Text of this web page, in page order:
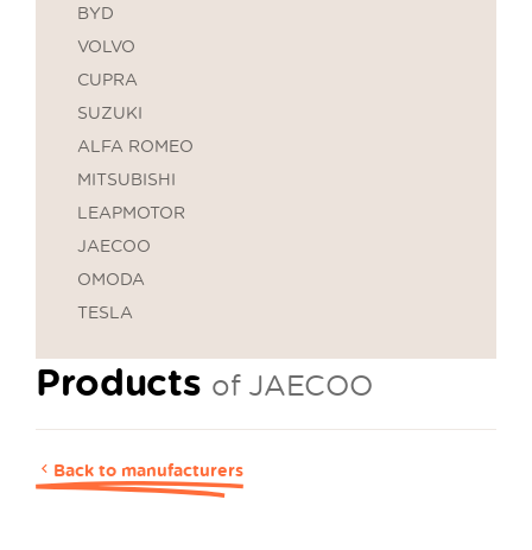
BYD
VOLVO
CUPRA
SUZUKI
ALFA ROMEO
MITSUBISHI
LEAPMOTOR
JAECOO
OMODA
TESLA
Products of JAECOO
Back to manufacturers